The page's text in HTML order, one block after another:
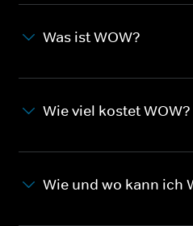
Was ist WOW?
Wie viel kostet WOW?
Wie und wo kann ich